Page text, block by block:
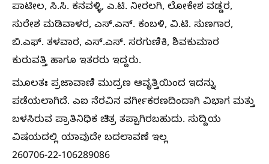
ಪಾಟೀಲ, ಸಿ.ಸಿ. ಕನವಳ್ಳಿ, ಎ.ಟಿ. ನೀರಲಗಿ, ಲೋಕೇಶ ವಡ್ಡರ,
ಸುರೇಶ ಮಡಿವಾಳರ, ಎಸ್.ಎನ್. ಕಂಬಳಿ, ವಿ.ಟಿ. ಸುಣಗಾರ,
ಬಿ.ಎಫ್. ತಳವಾರ, ಎಸ್.ಎಸ್. ಸರಗುಣಿಕಿ, ಶಿವಕುಮಾರ
ಕುರುವತ್ತಿ ಹಾಗೂ ಇತರರು ಇದ್ದರು.
ಮೂಲತಃ ಪ್ರಜಾವಾಣಿ ಮುದ್ರಣ ಆವೃತ್ತಿಯಿಂದ ಇದನ್ನು
ಪಡೆಯಲಾಗಿದೆ. ಎಐ ನೆರವಿನ ವರ್ಗೀಕರಣದಿಂದಾಗಿ ವಿಭಾಗ ಮತ್ತು
ಬಳಸಿರುವ ಪ್ರಾತಿನಿಧಿಕ ಚಿತ್ರ ತಪ್ಪಾಗಿರಬಹುದು. ಸುದ್ದಿಯ
ವಿಷಯದಲ್ಲಿ ಯಾವುದೇ ಬದಲಾವಣೆ ಇಲ್ಲ
260706-22-106289086